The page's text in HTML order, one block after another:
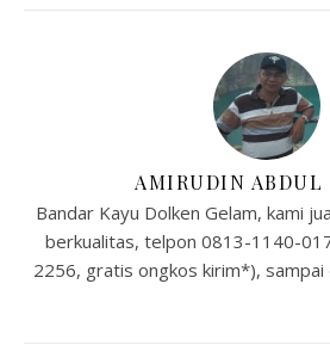
AMIRUDIN ABDUL
Bandar Kayu Dolken Gelam, kami
berkualitas, telpon 0813-1140-
2256, gratis ongkos kirim*),